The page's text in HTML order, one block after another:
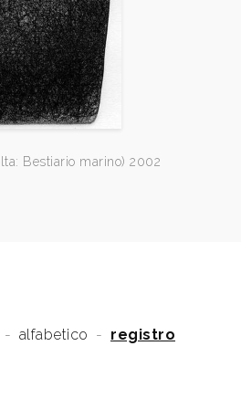
Bestiario marino) 2002
- alfabetico - registro